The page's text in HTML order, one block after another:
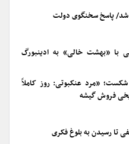
شد/ پاسخ سخنگوی دولت
با «بهشت خالی» به ادینبورگ
شکست؛ «مرد عنکبوتی: روز کاملاً
فروش گیشه
تا رسیدن به بلوغ فکری